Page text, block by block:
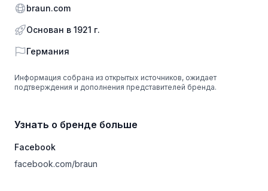
Официальный сайт
braun.com
Основан в 1921 г.
Страна
Германия
Информация собрана из открытых источников, ожидает
подтверждения и дополнения представителей бренда.
Узнать о бренде больше
Facebook
facebook.com/braun